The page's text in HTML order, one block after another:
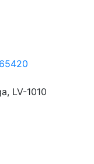
LV-1010